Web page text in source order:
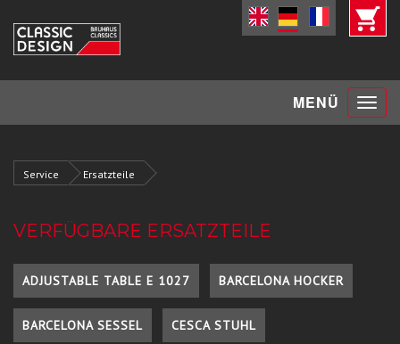
MENÜ Toggle
Service Ersatzteile
VERFÜGBARE ERSATZTEILE
ADJUSTABLE TABLE E 1027 BARCELONA HOCKER
BARCELONA SESSEL CESCA STUHL